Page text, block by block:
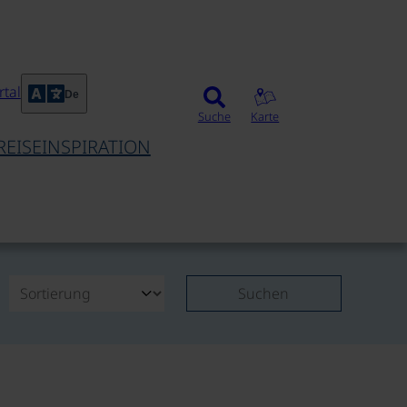
De
Suche Karte
Suchen